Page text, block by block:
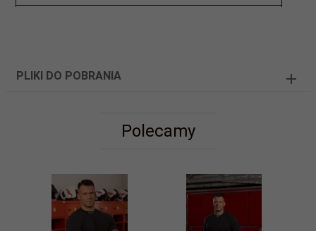
PLIKI DO POBRANIA
Polecamy